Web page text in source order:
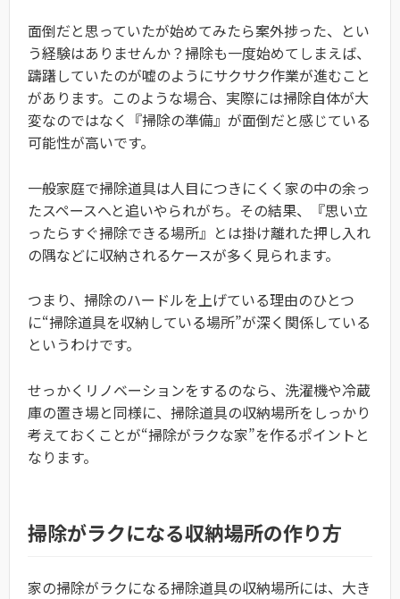
面倒だと思っていたが始めてみたら案外捗った、とい
う経験はありませんか？掃除も一度始めてしまえば、
躊躇していたのが嘘のようにサクサク作業が進むこと
があります。このような場合、実際には掃除自体が大
変なのではなく『掃除の準備』が面倒だと感じている
可能性が高いです。
一般家庭で掃除道具は人目につきにくく家の中の余っ
たスペースへと追いやられがち。その結果、『思い立
ったらすぐ掃除できる場所』とは掛け離れた押し入れ
の隅などに収納されるケースが多く見られます。
つまり、掃除のハードルを上げている理由のひとつ
に“掃除道具を収納している場所”が深く関係している
というわけです。
せっかくリノベーションをするのなら、洗濯機や冷蔵
庫の置き場と同様に、掃除道具の収納場所をしっかり
考えておくことが“掃除がラクな家”を作るポイントと
なります。
掃除がラクになる収納場所の作り方
家の掃除がラクになる掃除道具の収納場所には、大き